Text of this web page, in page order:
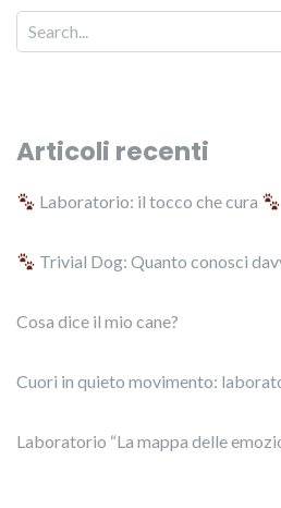
Articoli recenti
Laboratorio: il tocco che cura
Trivial Dog: Quanto conosci
Cosa dice il mio cane?
Cuori in quieto movimento:
Laboratorio “La mappa delle